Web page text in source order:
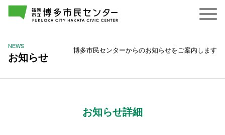
NEWS
お知らせ 博多市民センターからのお知らせをご案内します
お知らせ詳細